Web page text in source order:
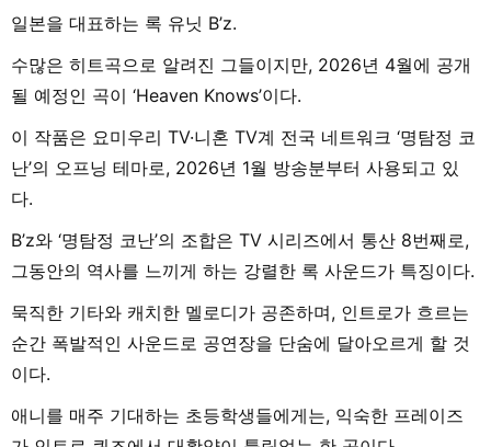
일본을 대표하는 록 유닛 B’z.
수많은 히트곡으로 알려진 그들이지만, 2026년 4월에 공개
될 예정인 곡이 ‘Heaven Knows’이다.
이 작품은 요미우리 TV·니혼 TV계 전국 네트워크 ‘명탐정 코
난’의 오프닝 테마로, 2026년 1월 방송분부터 사용되고 있
다.
B’z와 ‘명탐정 코난’의 조합은 TV 시리즈에서 통산 8번째로,
그동안의 역사를 느끼게 하는 강렬한 록 사운드가 특징이다.
묵직한 기타와 캐치한 멜로디가 공존하며, 인트로가 흐르는
순간 폭발적인 사운드로 공연장을 단숨에 달아오르게 할 것
이다.
애니를 매주 기대하는 초등학생들에게는, 익숙한 프레이즈